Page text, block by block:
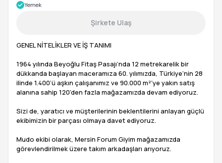
Yemek
Şirkete Ulaş
GENEL NİTELİKLER VE İŞ TANIMI
1964 yılında Beyoğlu Fitaş Pasajı’nda 12 metrekarelik bir
dükkanda başlayan maceramıza 60. yılımızda, Türkiye’nin 28
ilinde 1.400’ü aşkın çalışanımız ve 90.000 m²’ye yakın satış
alanına sahip 120’den fazla mağazamızda devam ediyoruz.
Sizi de, yaratıcı ve müşterilerinin beklentilerini anlayan güçlü
ekibimizin bir parçası olmaya davet ediyoruz.
Mudo ekibi olarak, Mersin Forum Giyim mağazamızda
görevlendirilmek üzere takım arkadaşları arıyoruz.